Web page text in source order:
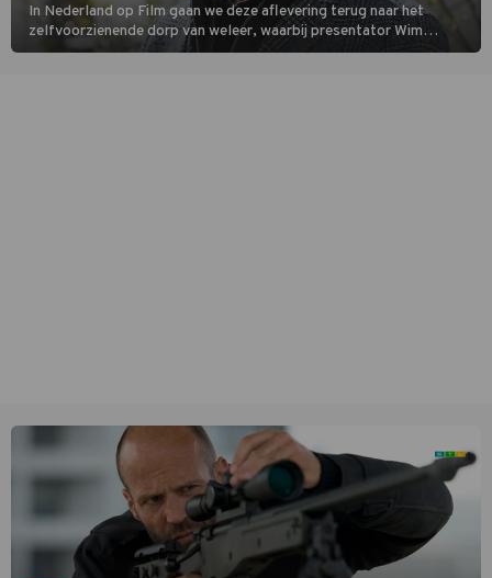
In Nederland op Film gaan we deze aflevering terug naar het
zelfvoorzienende dorp van weleer, waarbij presentator Wim
Daniëls de kijkers meeneemt op reis door de tijd aan de hand van